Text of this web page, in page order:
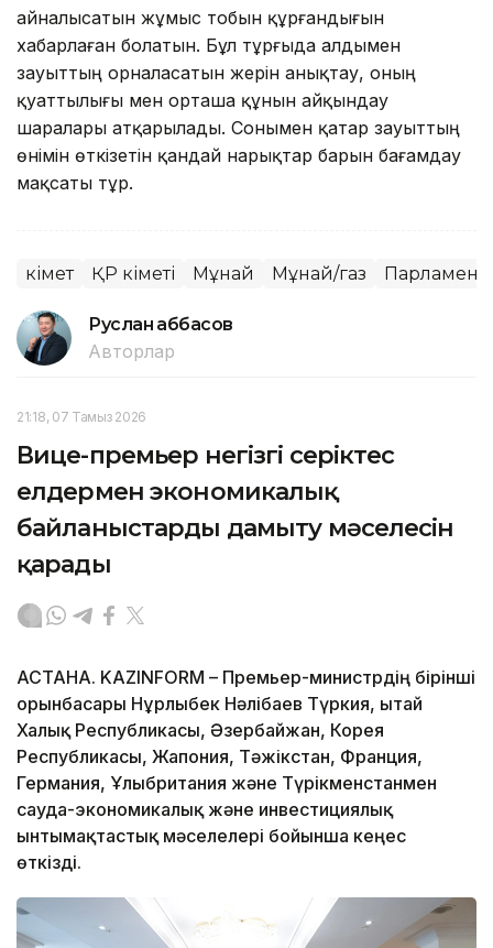
айналысатын жұмыс тобын құрғандығын
хабарлаған болатын. Бұл тұрғыда алдымен
зауыттың орналасатын жерін анықтау, оның
қуаттылығы мен орташа құнын айқындау
шаралары атқарылады. Сонымен қатар зауыттың
өнімін өткізетін қандай нарықтар барын бағамдау
мақсаты тұр.
Үкімет ҚР Үкіметі Мұнай Мұнай/газ Парламент
Руслан Ғаббасов
Авторлар
21:18, 07 Тамыз 2026
Вице-премьер негізгі серіктес
елдермен экономикалық
байланыстарды дамыту мәселесін
қарады
АСТАНА. KAZINFORM – Премьер-министрдің бірінші
орынбасары Нұрлыбек Нәлібаев Түркия, Қытай
Халық Республикасы, Әзербайжан, Корея
Республикасы, Жапония, Тәжікстан, Франция,
Германия, Ұлыбритания және Түрікменстанмен
сауда-экономикалық және инвестициялық
ынтымақтастық мәселелері бойынша кеңес
өткізді.